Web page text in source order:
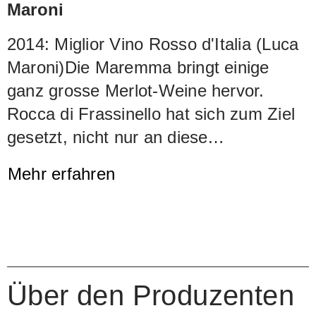
Maroni
2014: Miglior Vino Rosso d'Italia (Luca
Maroni)Die Maremma bringt einige
ganz grosse Merlot-Weine hervor.
Rocca di Frassinello hat sich zum Ziel
gesetzt, nicht nur an diese
sie sogar zu überflügeln: ein sehr
Beginn weg durch Mächtigkeit. Mit
jeder neuen Abfüllung wachsen die
Mehr erfahren
Über den Produzenten